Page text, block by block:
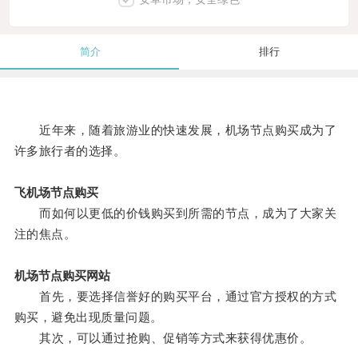
简介 排行
近年来，随着旅游业的快速发展，机场节点购买成为了
许多旅行者的选择。
飞机场节点购买
而如何以更低的价钱购买到所需的节点，成为了大家关
注的焦点。
机场节点购买网站
首先，要选择信誉好的购买平台，通过官方授权的方式
购买，避免出现质量问题。
其次，可以通过抢购、促销等方式来获得优惠价。